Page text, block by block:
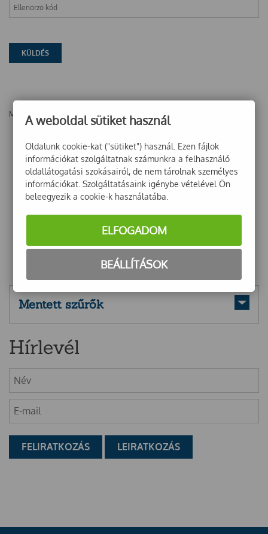
Még nincsenek vélemények ehhez a termékhez!
Mentett szűrők
Hírlevél
A weboldal sütiket használ
Oldalunk cookie-kat ("sütiket") használ. Ezen fájlok
információkat szolgáltatnak számunkra a felhasználó
oldallátogatási szokásairól, de nem tárolnak személyes
információkat. Szolgáltatásaink igénybe vételével Ön
beleegyezik a cookie-k használatába.
ELFOGADOM
BEÁLLÍTÁSOK